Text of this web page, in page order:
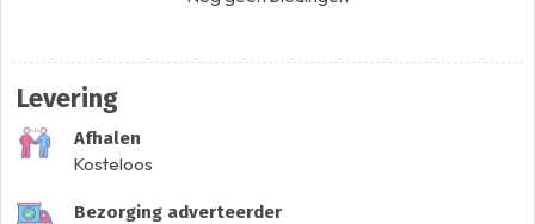
Levering
Afhalen
Kosteloos
Bezorging adverteerder